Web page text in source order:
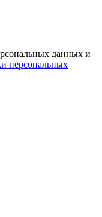
данных и
персональных